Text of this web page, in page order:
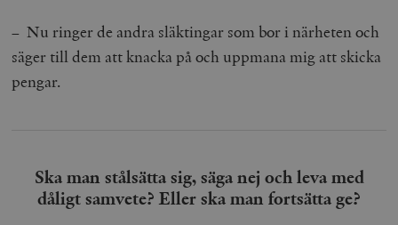
– Nu ringer de andra släktingar som bor i närheten och
säger till dem att knacka på och uppmana mig att skicka
pengar.
Ska man stålsätta sig, säga nej och leva med
dåligt samvete? Eller ska man fortsätta ge?